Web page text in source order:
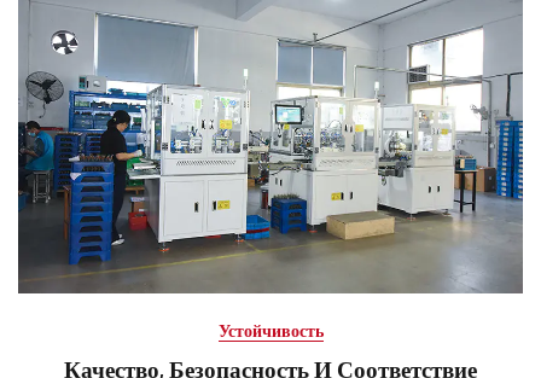
Устойчивость
Качество, Безопасность И Соответствие